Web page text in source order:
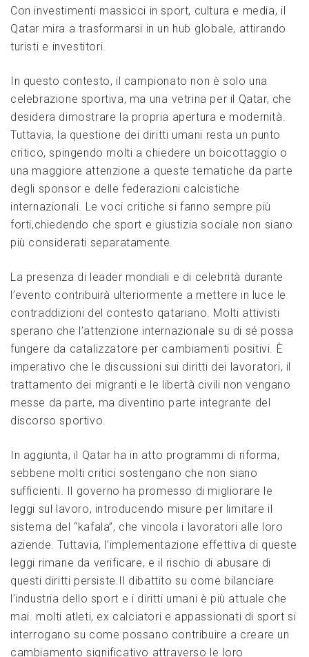
Con investimenti massicci in sport, cultura e media, ⁢il
Qatar mira a trasformarsi in un hub ⁢globale, attirando
turisti e⁤ investitori.
In questo contesto, il ‌campionato non è solo una
celebrazione sportiva, ma una⁣ vetrina per il Qatar, che
desidera dimostrare la propria apertura ‍e modernità.
Tuttavia, la questione dei diritti umani resta un punto
critico, spingendo molti a chiedere un boicottaggio o
una‌ maggiore attenzione a ⁤queste tematiche da parte
degli sponsor e delle federazioni calcistiche
internazionali.‌ Le voci ⁤critiche si fanno sempre più
forti,chiedendo che sport e ⁢giustizia sociale non siano
più considerati separatamente.
La presenza di leader mondiali e di celebrità durante
l’evento contribuirà ulteriormente a mettere in luce le
contraddizioni‌ del contesto qatariano. Molti attivisti
sperano che l’attenzione internazionale su di sé possa ​
fungere da catalizzatore per cambiamenti positivi. È
imperativo che‍ le discussioni sui diritti dei lavoratori, il
trattamento dei migranti e‌ le libertà civili non​ vengano
messe da ‌parte, ma diventino parte integrante del
discorso sportivo.
In aggiunta, il Qatar ha in atto programmi di riforma,
sebbene molti critici sostengano che non siano
sufficienti. Il governo ha promesso ‍di migliorare le
leggi sul lavoro, introducendo misure ⁣per limitare il
sistema del “kafala”, che vincola i lavoratori alle loro
aziende. Tuttavia, l’implementazione effettiva di queste
leggi rimane da verificare,‌ e il‌ rischio di ⁤abusare di
questi diritti persiste.Il ‍dibattito su come bilanciare
l’industria dello sport ⁢e i diritti ‌umani è più attuale che
mai. molti atleti, ex ‌calciatori e appassionati di sport si
interrogano su come possano contribuire a creare un
cambiamento ‍significativo attraverso le ⁤loro‌